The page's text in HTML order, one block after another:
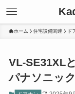
ホーム 住宅設備関連 ド
VL-SE31XL
パナソニッ